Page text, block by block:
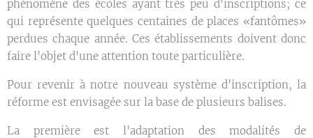
phénomène des écoles ayant très peu d'inscriptions; ce
qui représente quelques centaines de places «fantômes»
perdues chaque année. Ces établissements doivent donc
faire l'objet d'une attention toute particulière.
Pour revenir à notre nouveau système d'inscription, la
réforme est envisagée sur la base de plusieurs balises.
La première est l'adaptation des modalités de